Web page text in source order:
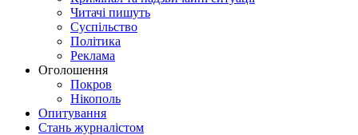
Читачі пишуть
Суспільство
Політика
Реклама
Оголошення
Покров
Нікополь
Опитування
Стань журналістом